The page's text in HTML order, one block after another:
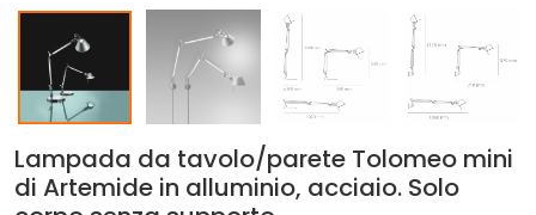
Lampada da tavolo/parete Tolomeo mini
di Artemide in alluminio, acciaio. Solo